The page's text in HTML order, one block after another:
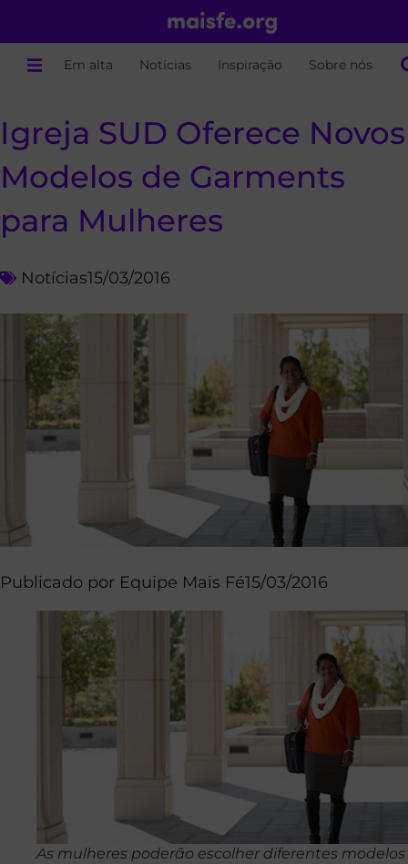
Em alta Notícias Inspiração Sobre nós
Igreja SUD Oferece Novos
Modelos de Garments
para Mulheres
Notícias15/03/2016
Publicado por Equipe Mais Fé15/03/2016
As mulheres poderão escolher diferentes